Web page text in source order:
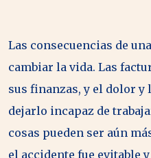
Las consecuencias de
cambiar la vida. Las
sus finanzas, y el dolor
dejarlo incapaz de
cosas pueden ser aún
el accidente fue evitable